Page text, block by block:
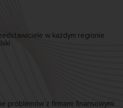
w każdym regionie
problemów z firmami finansowymi